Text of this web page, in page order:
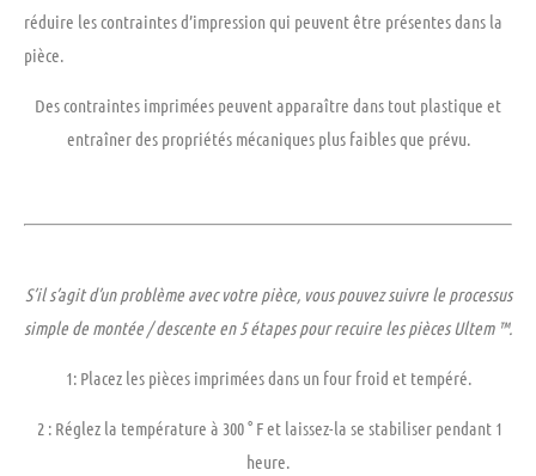
réduire les contraintes d’impression qui peuvent être présentes dans la
pièce.
Des contraintes imprimées peuvent apparaître dans tout plastique et
entraîner des propriétés mécaniques plus faibles que prévu.
S’il s’agit d’un problème avec votre pièce, vous pouvez suivre le processus
simple de montée / descente en 5 étapes pour recuire les pièces Ultem ™.
1: Placez les pièces imprimées dans un four froid et tempéré.
2 : Réglez la température à 300 ° F et laissez-la se stabiliser pendant 1
heure.